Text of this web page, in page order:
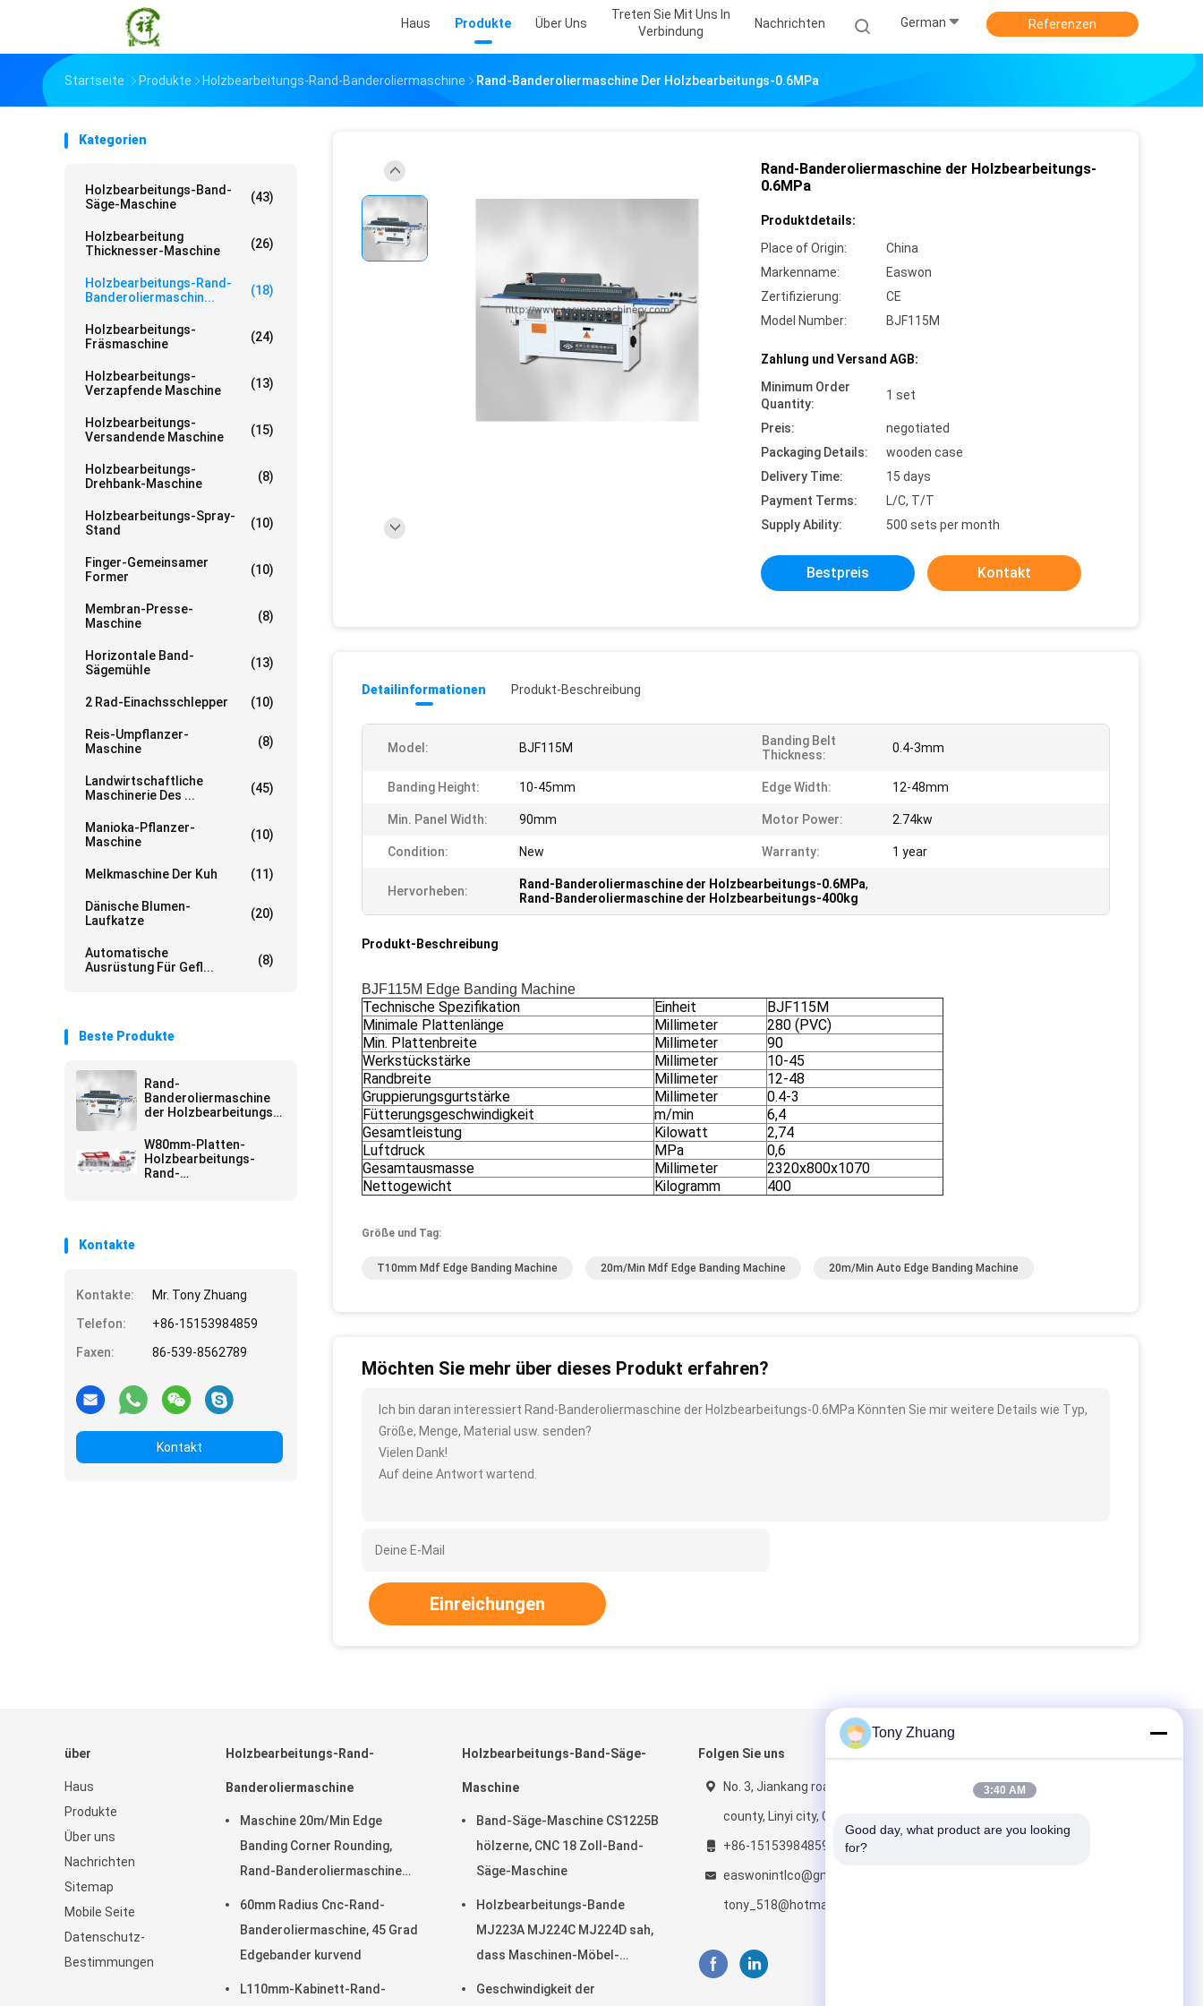
Haus Produkte Über Uns
Treten Sie Mit Uns In
Verbindung
Nachrichten German Referenzen
Startseite Produkte Holzbearbeitungs-Rand-Banderoliermaschine Rand-Banderoliermaschine Der Holzbearbeitungs-0.6MPa
Kategorien
Holzbearbeitungs-Band-
Säge-Maschine
(43)
Holzbearbeitung
Thicknesser-Maschine
(26)
Holzbearbeitungs-Rand-
Banderoliermaschin...
(18)
Holzbearbeitungs-
Fräsmaschine
(24)
Holzbearbeitungs-
Verzapfende Maschine
(13)
Holzbearbeitungs-
Versandende Maschine
(15)
Holzbearbeitungs-
Drehbank-Maschine
(8)
Holzbearbeitungs-Spray-
Stand
(10)
Finger-Gemeinsamer
Former
(10)
Membran-Presse-
Maschine
(8)
Horizontale Band-
Sägemühle
(13)
2 Rad-Einachsschlepper (10)
Reis-Umpflanzer-
Maschine
(8)
Landwirtschaftliche
Maschinerie Des ...
(45)
Manioka-Pflanzer-
Maschine
(10)
Melkmaschine Der Kuh (11)
Dänische Blumen-
Laufkatze
(20)
Automatische
Ausrüstung Für Gefl...
(8)
Beste Produkte
Rand-
Banderoliermaschine
der Holzbearbeitungs-
W80mm-Platten-
Holzbearbeitungs-
Rand-
Kontakte
Kontakte:
Mr. Tony Zhuang
Telefon:
+86-15153984859
Faxen:
86-539-8562789
Kontakt
Rand-Banderoliermaschine der Holzbearbeitungs-
0.6MPa
Produktdetails:
Place of Origin:
China
Markenname:
Easwon
Zertifizierung:
CE
Model Number:
BJF115M
Zahlung und Versand AGB:
Minimum Order
Quantity:
1 set
Preis:
negotiated
Packaging Details:
wooden case
Delivery Time:
15 days
Payment Terms:
L/C, T/T
Supply Ability:
500 sets per month
Bestpreis Kontakt
Detailinformationen Produkt-Beschreibung
Model: BJF115M
Banding Belt
Thickness:
0.4-3mm
Banding Height: 10-45mm Edge Width: 12-48mm
Min. Panel Width: 90mm Motor Power: 2.74kw
Condition: New Warranty: 1 year
Hervorheben: Rand-Banderoliermaschine der Holzbearbeitungs-0.6MPa,
Rand-Banderoliermaschine der Holzbearbeitungs-400kg
Produkt-Beschreibung
BJF115M Edge Banding Machine
Technische Spezifikation Einheit
BJF115M
Minimale Plattenlänge
Millimeter
280 (PVC)
Min. Plattenbreite
Millimeter
90
Werkstückstärke
Millimeter
10-45
Randbreite
Millimeter
12-48
Gruppierungsgurtstärke
Millimeter
0.4-3
Fütterungsgeschwindigkeit
m/min
6,4
Gesamtleistung
Kilowatt
2,74
Luftdruck
MPa
0,6
Gesamtausmasse
Millimeter
2320x800x1070
Nettogewicht
Kilogramm 400
Größe und Tag:
T10mm Mdf Edge Banding Machine 20m/Min Mdf Edge Banding Machine 20m/Min Auto Edge Banding Machine
Möchten Sie mehr über dieses Produkt erfahren?
Ich bin daran interessiert Rand-Banderoliermaschine der Holzbearbeitungs-0.6MPa Könnten Sie mir weitere Details wie Typ,
Größe, Menge, Material usw. senden?
Vielen Dank!
Auf deine Antwort wartend.
Einreichungen
über
Haus
Produkte
Über uns
Nachrichten
Sitemap
Mobile Seite
Datenschutz-
Bestimmungen
Holzbearbeitungs-Rand-
Banderoliermaschine
Maschine 20m/Min Edge
Banding Corner Rounding,
Rand-Banderoliermaschine
60mm Radius Cnc-Rand-
Banderoliermaschine, 45 Grad
Edgebander kurvend
L110mm-Kabinett-Rand-
Holzbearbeitungs-Band-Säge-
Maschine
Band-Säge-Maschine CS1225B
hölzerne, CNC 18 Zoll-Band-
Säge-Maschine
Holzbearbeitungs-Bande
MJ223A MJ224C MJ224D sah,
dass Maschinen-Möbel-
Geschwindigkeit der
Folgen Sie uns
No. 3, Jiankang road, Yishui
county, Linyi city, China
+86-15153984859
easwonintlco@gmail.com;
tony_518@hotmail.com
Tony Zhuang
3:40 AM
Good day, what product are you looking
for?